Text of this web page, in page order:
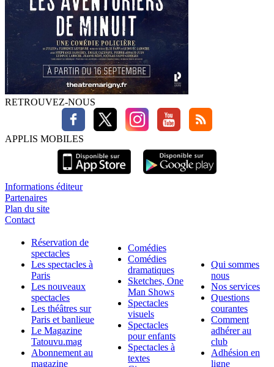
RETROUVEZ-NOUS
APPLIS MOBILES
Informations éditeur
Partenaires
Plan du site
Contact
Réservation de
spectacles
Les spectacles à
Paris
Les nouveaux
spectacles
Les théâtres sur
Paris et banlieue
Le Magazine
Tatouvu.mag
Abonnement au
magazine
Comédies
Comédies
dramatiques
Sketches, One
Man Shows
Spectacles
visuels
Spectacles
pour enfants
Spectacles à
textes
Qui sommes
nous
Nos services
Questions
courantes
Comment
adhérer au
club
Adhésion en
ligne